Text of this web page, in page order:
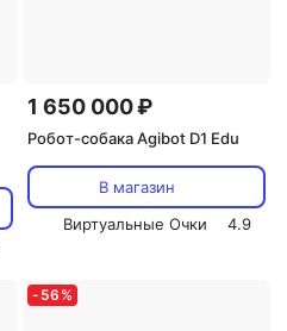
1 650 000 ₽
Робот-собака Agibot D1 Edu
В магазин
Виртуальные Очки
4.9
- 56 %